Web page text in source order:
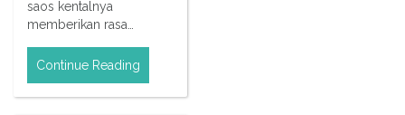
saos kentalnya
memberikan rasa…
Continue Reading